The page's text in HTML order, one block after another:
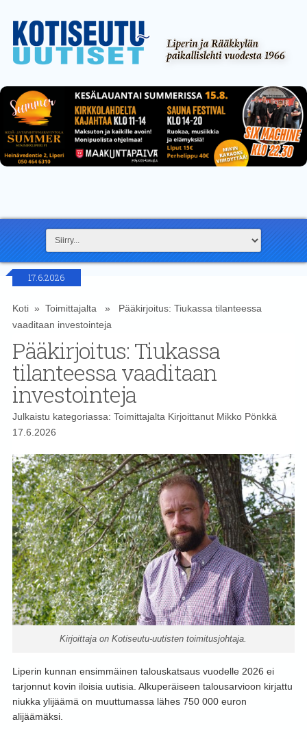
17.6.2026
Koti» Toimittajalta» Pääkirjoitus: Tiukassa tilanteessa
vaaditaan investointeja
Pääkirjoitus: Tiukassa
tilanteessa vaaditaan
investointeja
Julkaistu kategoriassa: ToimittajaltaKirjoittanut Mikko Pönkkä
17.6.2026
Kirjoittaja on Kotiseutu-uutisten toimitusjohtaja.
Liperin kunnan ensimmäinen talouskatsaus vuodelle 2026 ei
tarjonnut kovin iloisia uutisia. Alkuperäiseen talousarvioon kirjattu
niukka ylijäämä on muuttumassa lähes 750 000 euron
alijäämäksi.